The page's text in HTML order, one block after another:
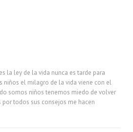
la ley de la vida nunca es tarde para
niños el milagro de la vida viene con el
somos niños tenemos miedo de volver
todos sus consejos me hacen